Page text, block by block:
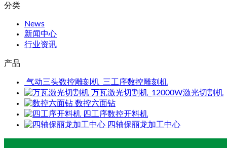
分类
News
新闻中心
行业资讯
产品
气动三头数控雕刻机_三工序数控雕刻机
万瓦激光切割机_12000W激光切割机
数控六面钻
四工序数控开料机
四轴保丽龙加工中心